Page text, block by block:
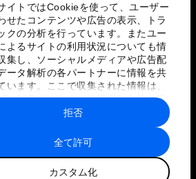
イトではCookieを使って、ユーザー
せたコンテンツや広告の表示、トラ
クの分析を行っています。またユー
よるサイトの利用状況についても情
集し、ソーシャルメディアや広告配
ータ解析の各パートナーに情報を共
います。ここで収集された情報は、
ーが各パートナーに提供した他の情
パートナーのサービスを使用した際
された情報と組み合わされ、各パー
によって使用されることがありま
全て許可
カスタム化
拒否